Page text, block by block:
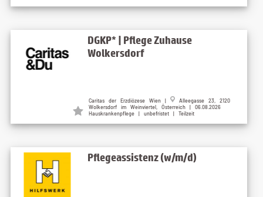
DGKP* | Pflege Zuhause
Wolkersdorf
Caritas der Erzdiözese Wien |
Alleegasse 23, 2120
Wolkersdorf im Weinviertel, Österreich | 06.08.2026
Hauskrankenpflege | unbefristet | Teilzeit
Pflegeassistenz (w/m/d)